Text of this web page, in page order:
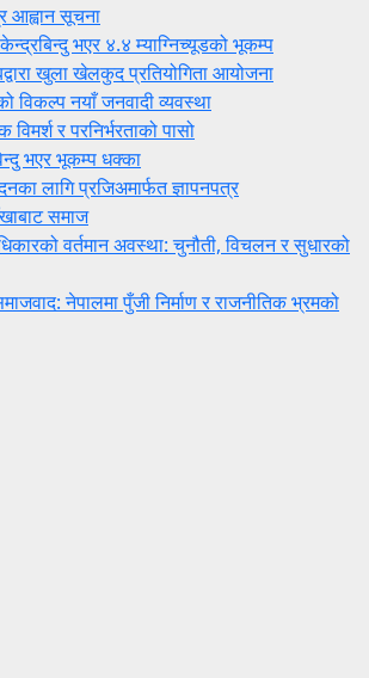
आह्वान सूचना
केन्द्रबिन्दु भएर ४.४ म्याग्निच्यूडको भूकम्प
खुला खेलकुद प्रतियोगिता आयोजना
विकल्प नयाँ जनवादी व्यवस्था
र परनिर्भरताको पासो
भएर भूकम्प धक्का
लागि प्रजिअमार्फत ज्ञापनपत्र
समाज
वर्तमान अवस्था: चुनौती, विचलन र सुधारको
नेपालमा पुँजी निर्माण र राजनीतिक भ्रमको